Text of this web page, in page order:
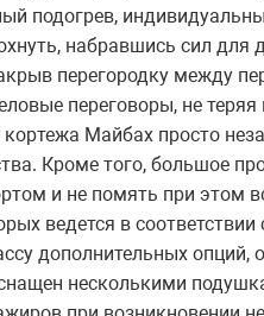
подогрев,
набравшись сил для
перегородку между
переговоры, не
Майбах просто
Кроме того, большое
и не помять при этом
ведется в
дополнительных опций,
несколькими